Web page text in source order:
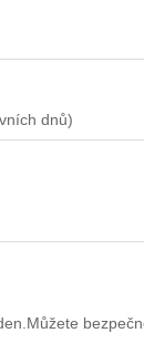
dnů)